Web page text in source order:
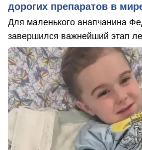
дорогих препаратов в
Для маленького анапчанина
завершился важнейший этап